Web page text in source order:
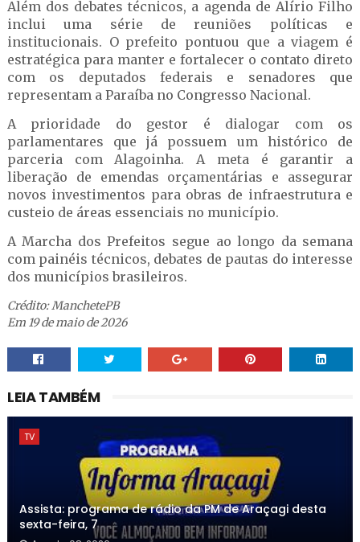
Além dos debates técnicos, a agenda de Alírio Filho
inclui uma série de reuniões políticas e
institucionais. O prefeito pontuou que a viagem é
estratégica para manter e fortalecer o contato direto
com os deputados federais e senadores que
representam a Paraíba no Congresso Nacional.
A prioridade do gestor é dialogar com os
parlamentares que já possuem um histórico de
parceria com Alagoinha. A meta é garantir a
liberação de emendas orçamentárias e assegurar
novos investimentos para obras de infraestrutura e
custeio de áreas essenciais no município.
A Marcha dos Prefeitos segue ao longo da semana
com painéis técnicos, debates de pautas do interesse
dos municípios brasileiros.
Crédito: ManchetePB
Em 19 de maio de 2026
LEIA TAMBÉM
TV
Assista: programa de rádio da PM de Araçagi desta
sexta-feira, 7